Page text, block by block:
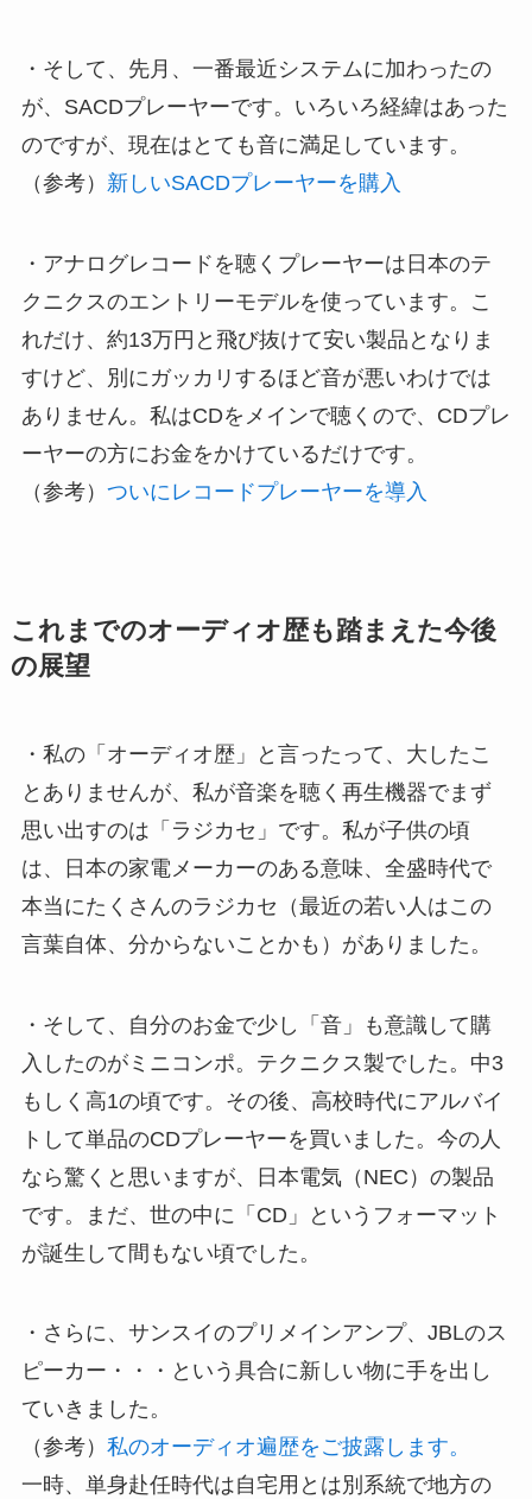
・そして、先月、一番最近システムに加わったの
が、SACDプレーヤーです。いろいろ経緯はあった
のですが、現在はとても音に満足しています。
（参考） 新しいSACDプレーヤーを購入
・アナログレコードを聴くプレーヤーは日本のテ
クニクスのエントリーモデルを使っています。こ
れだけ、約13万円と飛び抜けて安い製品となりま
すけど、別にガッカリするほど音が悪いわけでは
ありません。私はCDをメインで聴くので、CDプレ
ーヤーの方にお金をかけているだけです。
（参考） ついにレコードプレーヤーを導入
これまでのオーディオ歴も踏まえた今後
の展望
・私の「オーディオ歴」と言ったって、大したこ
とありませんが、私が音楽を聴く再生機器でまず
思い出すのは「ラジカセ」です。私が子供の頃
は、日本の家電メーカーのある意味、全盛時代で
本当にたくさんのラジカセ（最近の若い人はこの
言葉自体、分からないことかも）がありました。
・そして、自分のお金で少し「音」も意識して購
入したのがミニコンポ。テクニクス製でした。中3
もしく高1の頃です。その後、高校時代にアルバイ
トして単品のCDプレーヤーを買いました。今の人
なら驚くと思いますが、日本電気（NEC）の製品
です。まだ、世の中に「CD」というフォーマット
が誕生して間もない頃でした。
・さらに、サンスイのプリメインアンプ、JBLのス
ピーカー・・・という具合に新しい物に手を出し
ていきました。
（参考） 私のオーディオ遍歴をご披露します。
一時、単身赴任時代は自宅用とは別系統で地方の